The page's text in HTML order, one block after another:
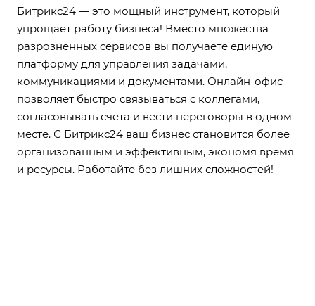
Битрикс24 — это мощный инструмент, который
упрощает работу бизнеса! Вместо множества
разрозненных сервисов вы получаете единую
платформу для управления задачами,
коммуникациями и документами. Онлайн-офис
позволяет быстро связываться с коллегами,
согласовывать счета и вести переговоры в одном
месте. С Битрикс24 ваш бизнес становится более
организованным и эффективным, экономя время
и ресурсы. Работайте без лишних сложностей!